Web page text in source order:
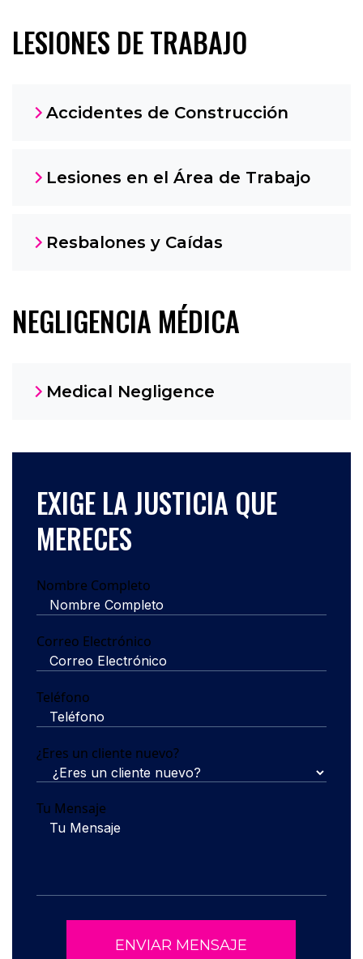
LESIONES DE TRABAJO
Accidentes de Construcción
Lesiones en el Área de Trabajo
Resbalones y Caídas
NEGLIGENCIA MÉDICA
Medical Negligence
EXIGE LA JUSTICIA QUE
MERECES
Nombre Completo
Correo Electrónico
Teléfono
¿Eres un cliente nuevo?
Tu Mensaje